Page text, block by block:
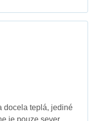
docela teplá, jediné